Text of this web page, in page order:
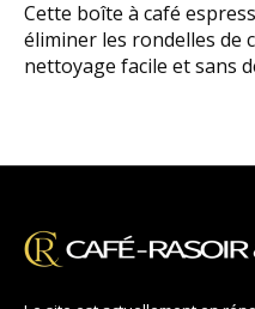
Cette boîte à café
éliminer les rondelles de
nettoyage facile et sans